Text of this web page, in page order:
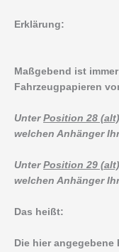
Erklärung:
Maßgebend ist
Fahrzeugpapieren
Unter Position 28
welchen Anhänger
Unter Position 29
welchen Anhänger
Das heißt:
Die hier angegebene